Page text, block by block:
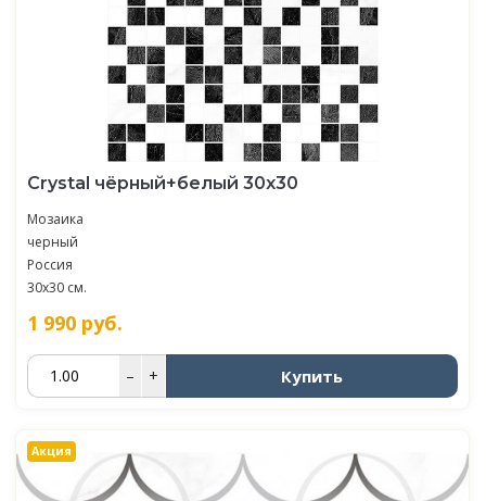
Crystal чёрный+белый 30х30
Мозаика
черный
Россия
30x30 см.
1 990 руб.
– + Купить
Акция